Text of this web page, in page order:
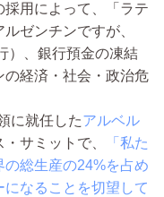
用によって、「ラテ
ゼンチンですが、
）、銀行預金の凍結
経済・社会・政治危
に就任したアルベル
サミットで、
「私た
総生産の24%を占め
なることを切望して